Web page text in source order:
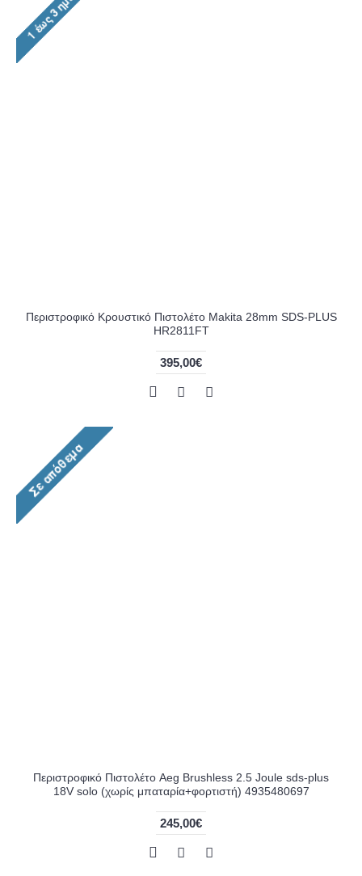
Περιστροφικό Κρουστικό Πιστολέτο Makita 28mm SDS-PLUS
HR2811FT
395,00€
Περιστροφικό Πιστολέτο Aeg Brushless 2.5 Joule sds-plus
18V solo (χωρίς μπαταρία+φορτιστή) 4935480697
245,00€